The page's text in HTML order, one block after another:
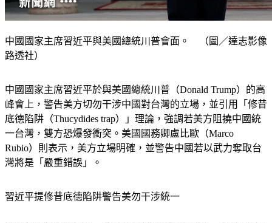
中國國家主席習近平與美國總統川普會面。 （圖／達志影像
路透社）
中國國家主席習近平於與美國總統川普（Donald Trump）的高
峰會上，警告美方切勿干涉中國對台灣的立場，並引用「修昔
底德陷阱（Thucydides trap）」理論，強調若美方阻撓中國統
一台灣，雙方恐爆發衝突。美國國務卿盧比歐（Marco
Rubio）則表示，美方立場明確，並警告中國若以武力奪取台
灣將是「嚴重錯誤」。
習近平提修昔底德陷阱警告美勿干涉統一